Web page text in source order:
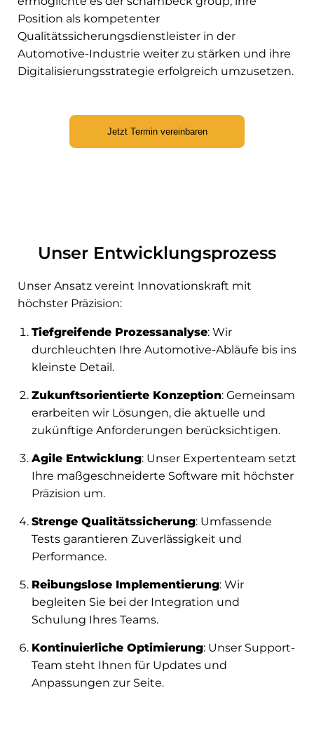
Position als kompetenter
Qualitätssicherungsdienstleister in der
Automotive-Industrie weiter zu stärken und ihre
Digitalisierungsstrategie erfolgreich umzusetzen.
Jetzt Termin vereinbaren
Unser Entwicklungsprozess
Unser Ansatz vereint Innovationskraft mit
höchster Präzision:
Tiefgreifende Prozessanalyse: Wir
durchleuchten Ihre Automotive-Abläufe bis ins
kleinste Detail.
Zukunftsorientierte Konzeption: Gemeinsam
erarbeiten wir Lösungen, die aktuelle und
zukünftige Anforderungen berücksichtigen.
Agile Entwicklung: Unser Expertenteam setzt
Ihre maßgeschneiderte Software mit höchster
Präzision um.
Strenge Qualitätssicherung: Umfassende
Tests garantieren Zuverlässigkeit und
Performance.
Reibungslose Implementierung: Wir
begleiten Sie bei der Integration und
Schulung Ihres Teams.
Kontinuierliche Optimierung: Unser Support-
Team steht Ihnen für Updates und
Anpassungen zur Seite.